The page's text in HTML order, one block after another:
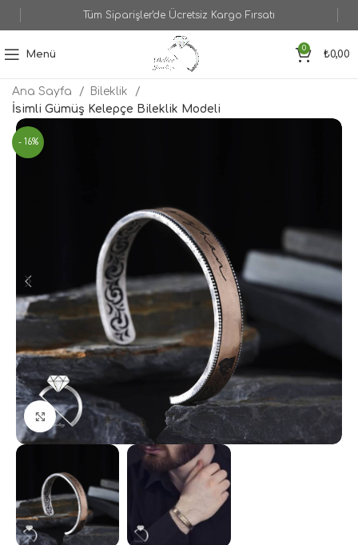
Tüm Siparişler'de Ücretsiz Kargo Fırsatı
Menü
0
₺0,00
Ana Sayfa
Bileklik
İsimli Gümüş Kelepçe Bileklik Modeli
- 16%
Büyütmek için tıklayın